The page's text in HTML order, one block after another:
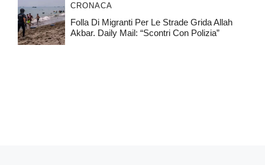
CRONACA
Folla Di Migranti Per Le Strade Grida Allah
Akbar. Daily Mail: “Scontri Con Polizia”